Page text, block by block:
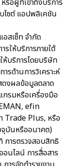
รือผู้ที่เข้าถึงบริการ
ไซต์ แอปพลิเคชัน
สเซ็ท จำกัด
รให้บริการภายใต้
บริการโดยบริษัท
รด้านการวิเคราะห์
ดงผลข้อมูลตลาด
กรมหรือเครื่องมือ
efin
Plus, หรือ
บันหรืออนาคต)
การตรวจสอบสิทธิ
อนไลน์ การสื่อสาร